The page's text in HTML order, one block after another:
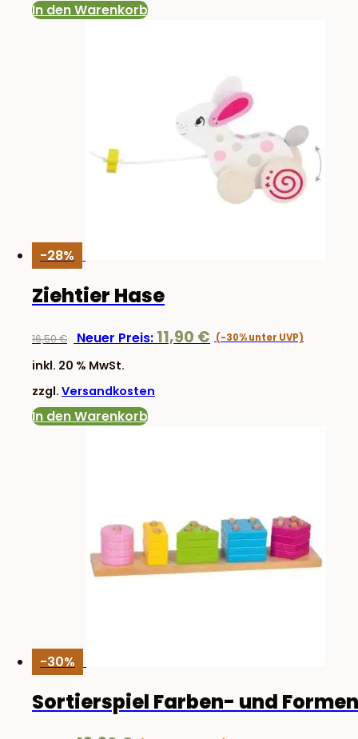
In den Warenkorb
-28%
Ziehtier Hase
16,50€
Ursprünglicher
war:
16,50 €
Neuer Preis: 11,90 €
inkl. 20 % MwSt.
zzgl. Versandkosten
In den Warenkorb
-30%
Sortierspiel Farben- und Formen